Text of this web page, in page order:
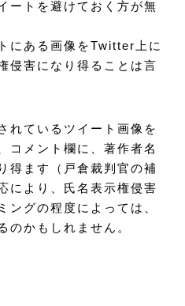
ートを避けておく方が無
にある画像をTwitter上に
侵害になり得ることは言
れているツイート画像を
コメント欄に、著作者名
得ます（戸倉裁判官の補
により、氏名表示権侵害
ングの程度によっては、
のかもしれません。